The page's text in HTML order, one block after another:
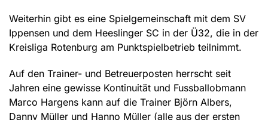
Weiterhin gibt es eine Spielgemeinschaft mit dem SV
Ippensen und dem Heeslinger SC in der Ü32, die in der
Kreisliga Rotenburg am Punktspielbetrieb teilnimmt.
Auf den Trainer- und Betreuerposten herrscht seit
Jahren eine gewisse Kontinuität und Fussballobmann
Marco Hargens kann auf die Trainer Björn Albers,
Danny Müller und Hanno Müller (alle aus der ersten